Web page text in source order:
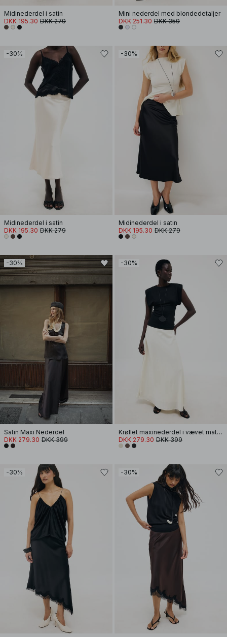
Midinederdel i satin
DKK 195.30 DKK 279
Mini nederdel med blondedetaljer
DKK 251.30 DKK 359
-30%
Midinederdel i satin
DKK 195.30 DKK 279
-30%
Midinederdel i satin
DKK 195.30 DKK 279
-30%
Satin Maxi Nederdel
DKK 279.30 DKK 399
-30%
Krøllet maxinederdel i vævet materiale
DKK 279.30 DKK 399
-30% -30%